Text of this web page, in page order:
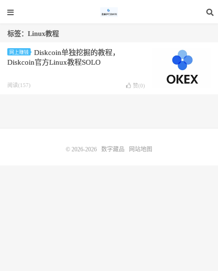
标签：Linux教程
网上赚钱
Diskcoin单独挖掘的教程，
Diskcoin官方Linux教程SOLO
阅读(157) 赞(0)
© 2026-2026 数字藏品 网站地图